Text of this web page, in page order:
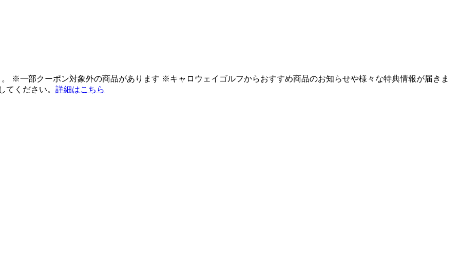
※一部クーポン対象外の商品があります ※キャロウェイゴルフからおすすめ商品のお知らせや様々な特典情報が届きま
てください。 詳細はこちら